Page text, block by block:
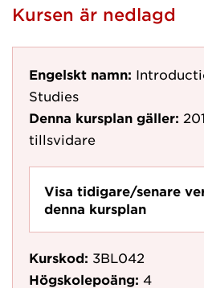
Kursen är nedlagd
Engelskt namn:
Studies
Denna kursplan gäller:
tillsvidare
Visa tidigare/senare
denna kursplan
Kurskod: 3BL042
Högskolepoäng: 4